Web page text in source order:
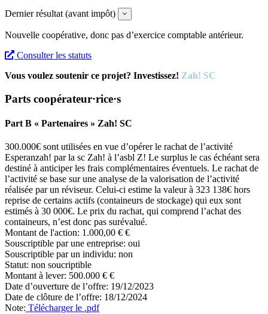
Dernier résultat (avant impôt) Expand
Nouvelle coopérative, donc pas d’exercice comptable antérieur.
Consulter les statuts
Vous voulez soutenir ce projet? Investissez! Zah! SC
Parts coopérateur·rice·s
Part B « Partenaires » Zah! SC
300.000€ sont utilisées en vue d’opérer le rachat de l’activité
Esperanzah! par la sc Zah! à l’asbl Z! Le surplus le cas échéant sera
destiné à anticiper les frais complémentaires éventuels. Le rachat de
l’activité se base sur une analyse de la valorisation de l’activité
réalisée par un réviseur. Celui-ci estime la valeur à 323 138€ hors
reprise de certains actifs (containeurs de stockage) qui eux sont
estimés à 30 000€. Le prix du rachat, qui comprend l’achat des
containeurs, n’est donc pas surévalué.
Montant de l'action: 1.000,00 € €
Souscriptible par une entreprise: oui
Souscriptible par un individu: non
Statut: non soucriptible
Montant à lever: 500.000 € €
Date d’ouverture de l’offre: 19/12/2023
Date de clôture de l’offre: 18/12/2024
Note: Télécharger le .pdf